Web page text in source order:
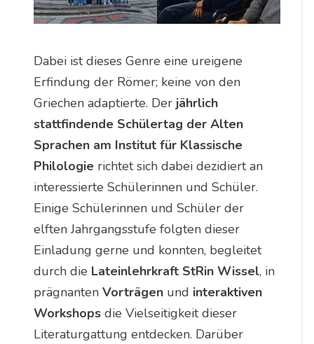
Dabei ist dieses Genre eine ureigene
Erfindung der Römer; keine von den
Griechen adaptierte. Der jährlich
stattfindende Schülertag der Alten
Sprachen am Institut für Klassische
Philologierichtet sich dabei dezidiert an
interessierte Schülerinnen und Schüler.
Einige Schülerinnen und Schüler der
elften Jahrgangsstufe folgten dieser
Einladung gerne und konnten, begleitet
durch die Lateinlehrkraft StRin Wissel, in
prägnanten Vorträgenund interaktiven
Workshopsdie Vielseitigkeit dieser
Literaturgattung entdecken. Darüber